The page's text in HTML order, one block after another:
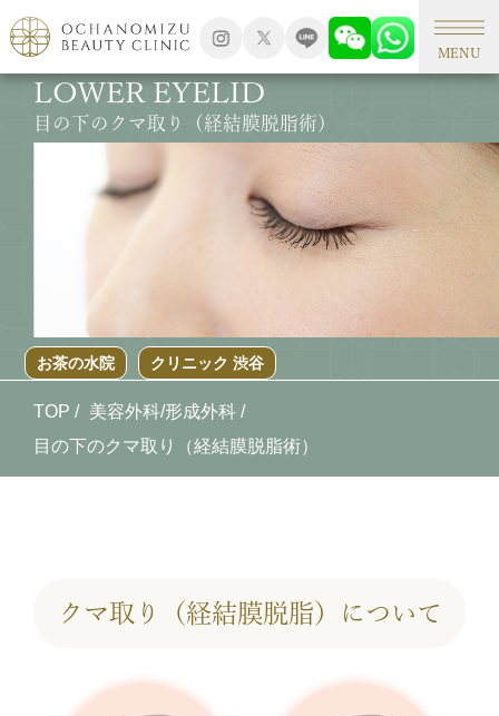
MENU
LOWER EYELID
目の下のクマ取り（経結膜脱脂術）
お茶の水院 クリニック 渋谷
TOP
美容外科/形成外科
目の下のクマ取り（経結膜脱脂術）
クマ取り（経結膜脱脂）について